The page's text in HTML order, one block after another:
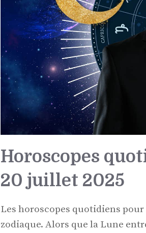
Horoscopes
20 juillet 2025
Les horoscopes quotidiens
zodiaque. Alors que la Lune